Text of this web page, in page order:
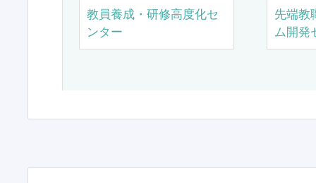
教員養成・研修高度化セ
ンター
先端教
ム開発